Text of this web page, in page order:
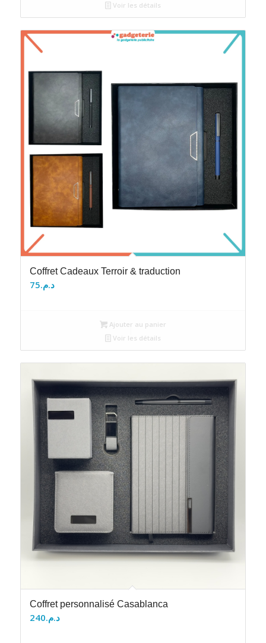
Voir les détails
Coffret Cadeaux Terroir & traduction
د.م.75
Ajouter au panier
Voir les détails
Coffret personnalisé Casablanca
د.م.240